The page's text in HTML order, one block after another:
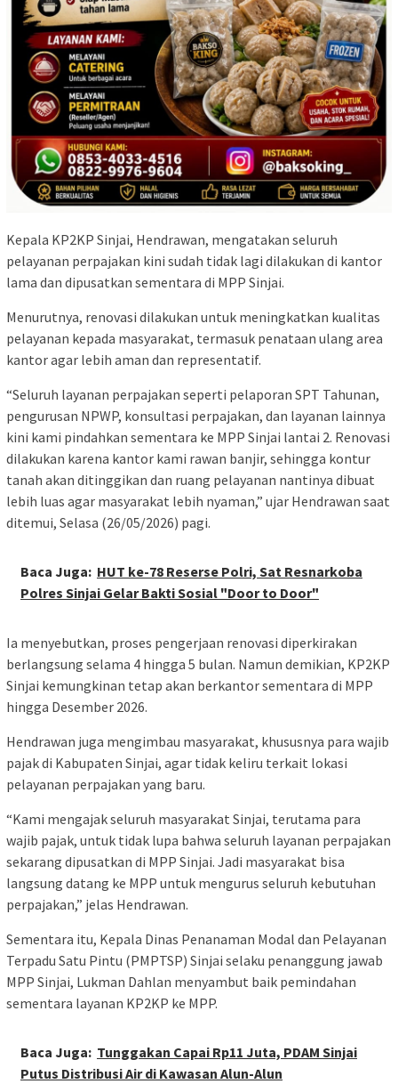
Kepala KP2KP Sinjai, Hendrawan, mengatakan seluruh
pelayanan perpajakan kini sudah tidak lagi dilakukan di kantor
lama dan dipusatkan sementara di MPP Sinjai.
Menurutnya, renovasi dilakukan untuk meningkatkan kualitas
pelayanan kepada masyarakat, termasuk penataan ulang area
kantor agar lebih aman dan representatif.
“Seluruh layanan perpajakan seperti pelaporan SPT Tahunan,
pengurusan NPWP, konsultasi perpajakan, dan layanan lainnya
kini kami pindahkan sementara ke MPP Sinjai lantai 2. Renovasi
dilakukan karena kantor kami rawan banjir, sehingga kontur
tanah akan ditinggikan dan ruang pelayanan nantinya dibuat
lebih luas agar masyarakat lebih nyaman,” ujar Hendrawan saat
ditemui, Selasa (26/05/2026) pagi.
Baca Juga: HUT ke-78 Reserse Polri, Sat Resnarkoba
Polres Sinjai Gelar Bakti Sosial "Door to Door"
Ia menyebutkan, proses pengerjaan renovasi diperkirakan
berlangsung selama 4 hingga 5 bulan. Namun demikian, KP2KP
Sinjai kemungkinan tetap akan berkantor sementara di MPP
hingga Desember 2026.
Hendrawan juga mengimbau masyarakat, khususnya para wajib
pajak di Kabupaten Sinjai, agar tidak keliru terkait lokasi
pelayanan perpajakan yang baru.
“Kami mengajak seluruh masyarakat Sinjai, terutama para
wajib pajak, untuk tidak lupa bahwa seluruh layanan perpajakan
sekarang dipusatkan di MPP Sinjai. Jadi masyarakat bisa
langsung datang ke MPP untuk mengurus seluruh kebutuhan
perpajakan,” jelas Hendrawan.
Sementara itu, Kepala Dinas Penanaman Modal dan Pelayanan
Terpadu Satu Pintu (PMPTSP) Sinjai selaku penanggung jawab
MPP Sinjai, Lukman Dahlan menyambut baik pemindahan
sementara layanan KP2KP ke MPP.
Baca Juga: Tunggakan Capai Rp11 Juta, PDAM Sinjai
Putus Distribusi Air di Kawasan Alun-Alun